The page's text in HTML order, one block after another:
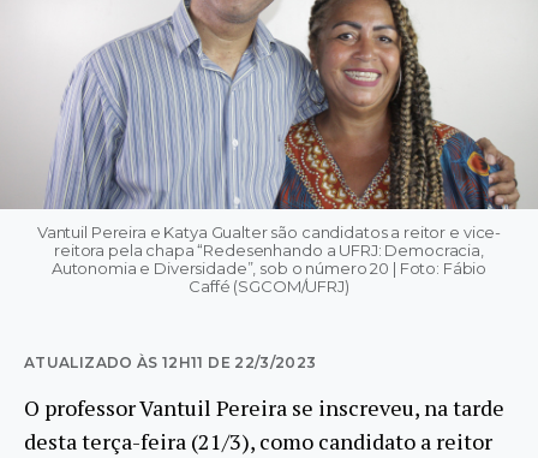
Vantuil Pereira e Katya Gualter são candidatos a reitor e vice-
reitora pela chapa “Redesenhando a UFRJ: Democracia,
Autonomia e Diversidade”, sob o número 20 | Foto: Fábio
Caffé (SGCOM/UFRJ)
ATUALIZADO ÀS 12H11 DE 22/3/2023
O professor Vantuil Pereira se inscreveu, na tarde
desta terça-feira (21/3), como candidato a reitor